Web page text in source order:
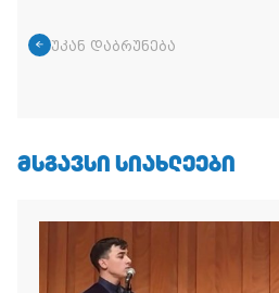
უკან დაბრუნება
ᲛᲡᲒᲐᲕᲡᲘ ᲡᲘᲐᲮᲚᲔᲔᲑᲘ